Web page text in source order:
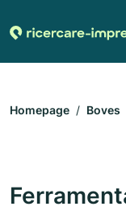
Homepage Boves